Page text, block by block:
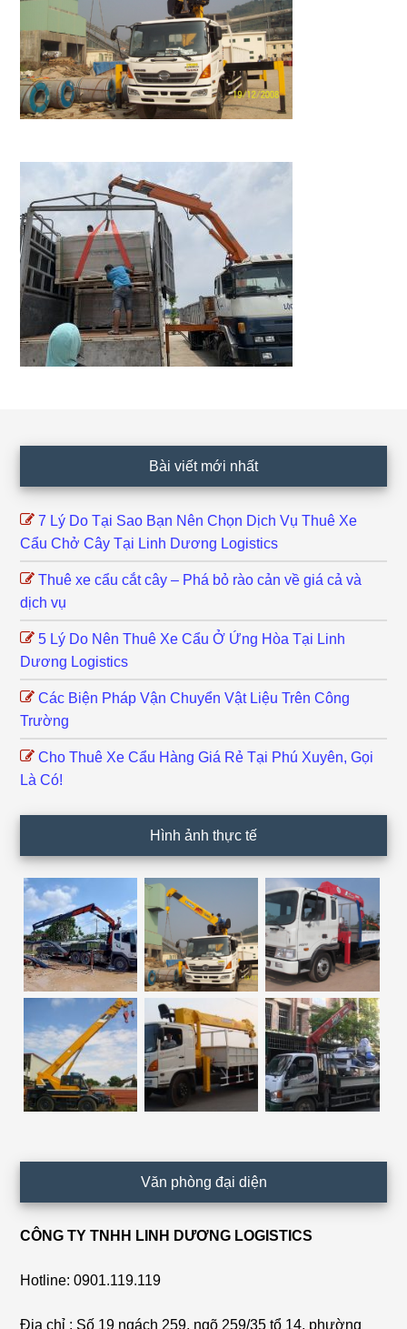
Bài viết mới nhất
7 Lý Do Tại Sao Bạn Nên Chọn Dịch Vụ Thuê Xe
Cẩu Chở Cây Tại Linh Dương Logistics
Thuê xe cẩu cắt cây – Phá bỏ rào cản về giá cả và
dịch vụ
5 Lý Do Nên Thuê Xe Cẩu Ở Ứng Hòa Tại Linh
Dương Logistics
Các Biện Pháp Vận Chuyển Vật Liệu Trên Công
Trường
Cho Thuê Xe Cẩu Hàng Giá Rẻ Tại Phú Xuyên, Gọi
Là Có!
Hình ảnh thực tế
Văn phòng đại diện
CÔNG TY TNHH LINH DƯƠNG LOGISTICS
Hotline: 0901.119.119
Địa chỉ : Số 19 ngách 259, ngõ 259/35 tổ 14, phường